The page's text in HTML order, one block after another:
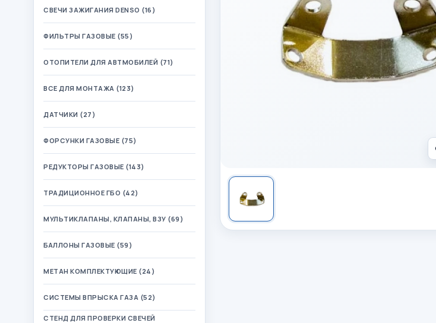
СВЕЧИ ЗАЖИГАНИЯ DENSO (16)
ФИЛЬТРЫ ГАЗОВЫЕ (55)
ОТОПИТЕЛИ ДЛЯ АВТМОБИЛЕЙ (71)
ВСЕ ДЛЯ МОНТАЖА (123)
ДАТЧИКИ (27)
ФОРСУНКИ ГАЗОВЫЕ (75)
РЕДУКТОРЫ ГАЗОВЫЕ (143)
ТРАДИЦИОННОЕ ГБО (42)
МУЛЬТИКЛАПАНЫ, КЛАПАНЫ, ВЗУ (69)
БАЛЛОНЫ ГАЗОВЫЕ (59)
МЕТАН КОМПЛЕКТУЮЩИЕ (24)
СИСТЕМЫ ВПРЫСКА ГАЗА (52)
СТЕНД ДЛЯ ПРОВЕРКИ СВЕЧЕЙ